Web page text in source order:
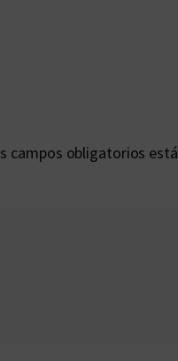
campos obligatorios